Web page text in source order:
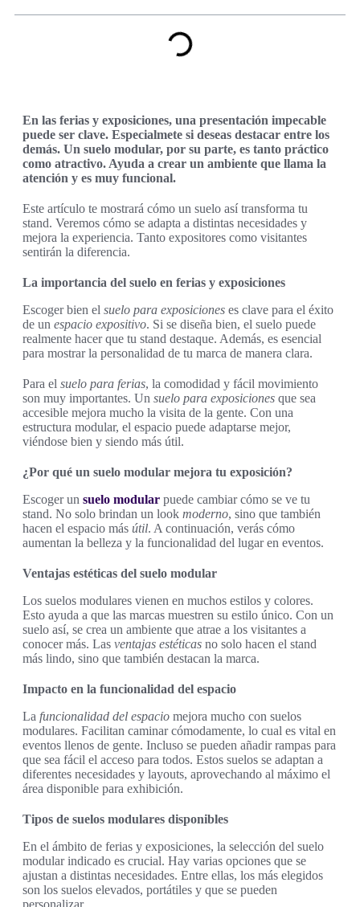
En las ferias y exposiciones, una presentación impecable
puede ser clave. Especialmete si deseas destacar entre los
demás. Un suelo modular, por su parte, es tanto práctico
como atractivo. Ayuda a crear un ambiente que llama la
atención y es muy funcional.
Este artículo te mostrará cómo un suelo así transforma tu
stand. Veremos cómo se adapta a distintas necesidades y
mejora la experiencia. Tanto expositores como visitantes
sentirán la diferencia.
La importancia del suelo en ferias y exposiciones
Escoger bien el suelo para exposiciones es clave para el éxito
de un espacio expositivo. Si se diseña bien, el suelo puede
realmente hacer que tu stand destaque. Además, es esencial
para mostrar la personalidad de tu marca de manera clara.
Para el suelo para ferias, la comodidad y fácil movimiento
son muy importantes. Un suelo para exposiciones que sea
accesible mejora mucho la visita de la gente. Con una
estructura modular, el espacio puede adaptarse mejor,
viéndose bien y siendo más útil.
¿Por qué un suelo modular mejora tu exposición?
Escoger un suelo modular puede cambiar cómo se ve tu
stand. No solo brindan un look moderno, sino que también
hacen el espacio más útil. A continuación, verás cómo
aumentan la belleza y la funcionalidad del lugar en eventos.
Ventajas estéticas del suelo modular
Los suelos modulares vienen en muchos estilos y colores.
Esto ayuda a que las marcas muestren su estilo único. Con un
suelo así, se crea un ambiente que atrae a los visitantes a
conocer más. Las ventajas estéticas no solo hacen el stand
más lindo, sino que también destacan la marca.
Impacto en la funcionalidad del espacio
La funcionalidad del espacio mejora mucho con suelos
modulares. Facilitan caminar cómodamente, lo cual es vital en
eventos llenos de gente. Incluso se pueden añadir rampas para
que sea fácil el acceso para todos. Estos suelos se adaptan a
diferentes necesidades y layouts, aprovechando al máximo el
área disponible para exhibición.
Tipos de suelos modulares disponibles
En el ámbito de ferias y exposiciones, la selección del suelo
modular indicado es crucial. Hay varias opciones que se
ajustan a distintas necesidades. Entre ellas, los más elegidos
son los suelos elevados, portátiles y que se pueden